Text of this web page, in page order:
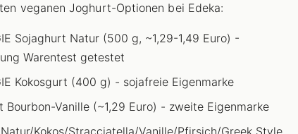
veganen Joghurt-Optionen bei Edeka:
Sojaghurt Natur (500 g, ~1,29-1,49 Euro) -
Warentest getestet
Kokosgurt (400 g) - sojafreie Eigenmarke
Bourbon-Vanille (~1,29 Euro) - zweite Eigenmarke